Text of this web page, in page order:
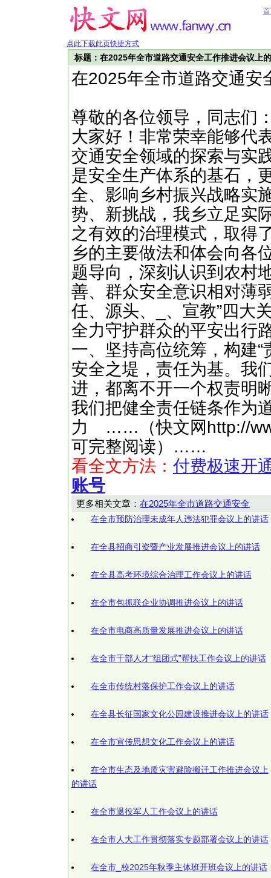
点此下载此页快捷方式
标题：在2025年全市道路交通安全工作推进会议上
在2025年全市道路交通安
尊敬的各位领导，同志们
大家好！非常荣幸能够代
交通安全领域的探索与实
是安全生产体系的基石，
全、影响乡村振兴战略实
势、新挑战，我乡立足实
之有效的治理模式，取得
乡的主要做法和体会向各
题导向，深刻认识到农村
善、群众安全意识相对薄
任、源头、_、宣教”四大
全力守护群众的平安出行
一、坚持高位统筹，构建
安全之堤，责任为基。我
进，都离不开一个权责明
我们把健全责任链条作为
力 ……（快文网http://
可完整阅读）……
看全文方法： 付费极速开
账号
更多相关文章： 在2025年全市道路交通安全
在全市预防治理未成年人违法犯罪会议上的讲话
在全县招商引资暨产业发展推进会议上的讲话
在全县高考环境综合治理工作会议上的讲话
在全市包抓联企业协调推进会议上的讲话
在全市电商高质量发展推进会议上的讲话
在全市干部人才“组团式”帮扶工作会议上的讲话
在全市传统村落保护工作会议上的讲话
在全县长征国家文化公园建设推进会议上的讲话
在全市宣传思想文化工作会议上的讲话
在全市生态及地质灾害避险搬迁工作推进会议上
的讲话
在全市退役军人工作会议上的讲话
在全市人大工作贯彻落实专题部署会议上的讲话
在全市_校2025年秋季主体班开班会议上的讲话